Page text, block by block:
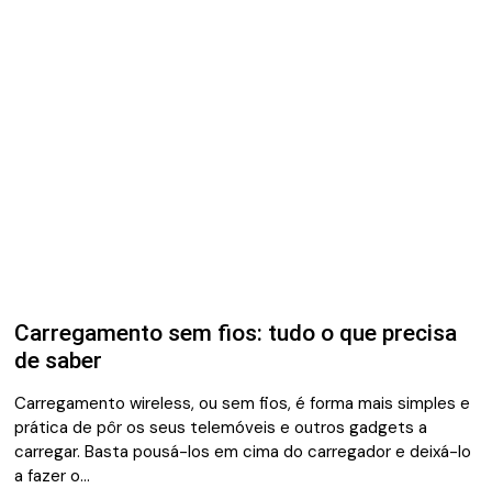
Carregamento sem fios: tudo o que precisa
de saber
Carregamento wireless, ou sem fios, é forma mais simples e
prática de pôr os seus telemóveis e outros gadgets a
carregar. Basta pousá-los em cima do carregador e deixá-lo
a fazer o…